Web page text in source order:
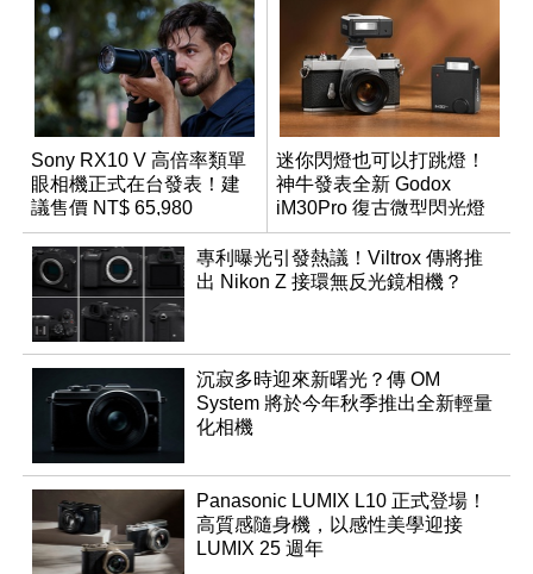
Sony RX10 V 高倍率類單
眼相機正式在台發表！建
議售價 NT$ 65,980
迷你閃燈也可以打跳燈！
神牛發表全新 Godox
iM30Pro 復古微型閃光燈
專利曝光引發熱議！Viltrox 傳將推
出 Nikon Z 接環無反光鏡相機？
沉寂多時迎來新曙光？傳 OM
System 將於今年秋季推出全新輕量
化相機
Panasonic LUMIX L10 正式登場！
高質感隨身機，以感性美學迎接
LUMIX 25 週年